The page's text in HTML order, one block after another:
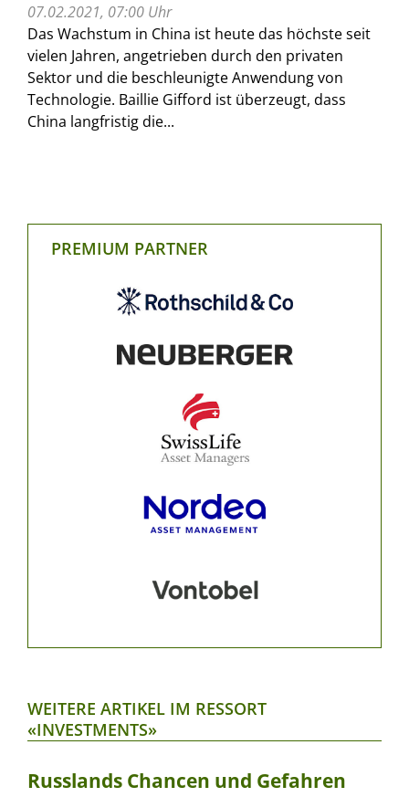
07.02.2021, 07:00 Uhr
Das Wachstum in China ist heute das höchste seit
vielen Jahren, angetrieben durch den privaten
Sektor und die beschleunigte Anwendung von
Technologie. Baillie Gifford ist überzeugt, dass
China langfristig die...
PREMIUM PARTNER
WEITERE ARTIKEL IM RESSORT
«INVESTMENTS»
Russlands Chancen und Gefahren